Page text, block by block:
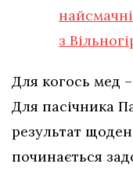
з
Для когось мед
Для пасічника
результат
починається